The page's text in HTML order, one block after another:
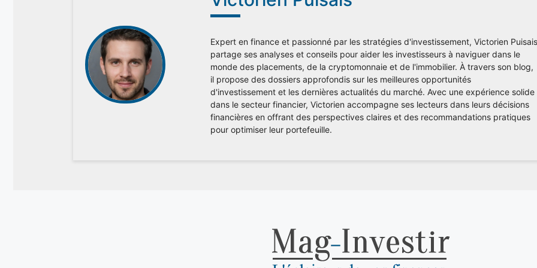
Expert en finance et passionné par les stratégies d'investissement, Victorien Puisais
partage ses analyses et conseils pour aider les investisseurs à naviguer dans le
monde des placements, de la cryptomonnaie et de l'immobilier. À travers son blog,
il propose des dossiers approfondis sur les meilleures opportunités
d'investissement et les dernières actualités du marché. Avec une expérience solide
dans le secteur financier, Victorien accompagne ses lecteurs dans leurs décisions
financières en offrant des perspectives claires et des recommandations pratiques
pour optimiser leur portefeuille.